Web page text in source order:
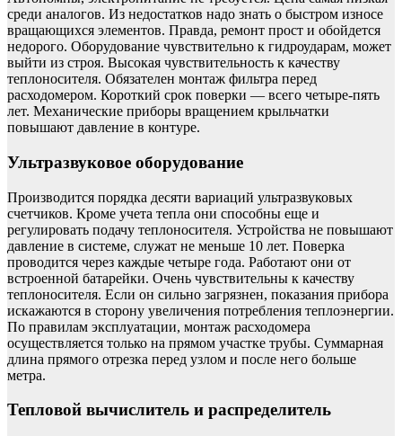
среди аналогов. Из недостатков надо знать о быстром износе
вращающихся элементов. Правда, ремонт прост и обойдется
недорого. Оборудование чувствительно к гидроударам, может
выйти из строя. Высокая чувствительность к качеству
теплоносителя. Обязателен монтаж фильтра перед
расходомером. Короткий срок поверки — всего четыре-пять
лет. Механические приборы вращением крыльчатки
повышают давление в контуре.
Ультразвуковое оборудование
Производится порядка десяти вариаций ультразвуковых
счетчиков. Кроме учета тепла они способны еще и
регулировать подачу теплоносителя. Устройства не повышают
давление в системе, служат не меньше 10 лет. Поверка
проводится через каждые четыре года. Работают они от
встроенной батарейки. Очень чувствительны к качеству
теплоносителя. Если он сильно загрязнен, показания прибора
искажаются в сторону увеличения потребления теплоэнергии.
По правилам эксплуатации, монтаж расходомера
осуществляется только на прямом участке трубы. Суммарная
длина прямого отрезка перед узлом и после него больше
метра.
Тепловой вычислитель и распределитель